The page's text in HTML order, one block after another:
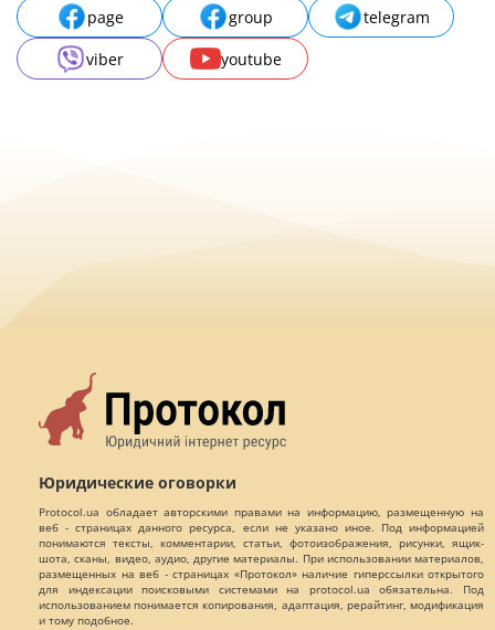
page group
telegram
viber
youtube
Юридические оговорки
Protocol.ua обладает авторскими правами на информацию, размещенную на
веб - страницах данного ресурса, если не указано иное. Под информацией
понимаются тексты, комментарии, статьи, фотоизображения, рисунки, ящик-
шота, сканы, видео, аудио, другие материалы. При использовании материалов,
размещенных на веб - страницах «Протокол» наличие гиперссылки открытого
для индексации поисковыми системами на protocol.ua обязательна. Под
использованием понимается копирования, адаптация, рерайтинг, модификация
и тому подобное.